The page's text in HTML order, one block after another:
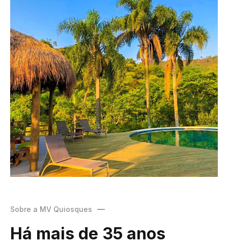
Sobre a MV Quiosques
Há mais de 35 anos